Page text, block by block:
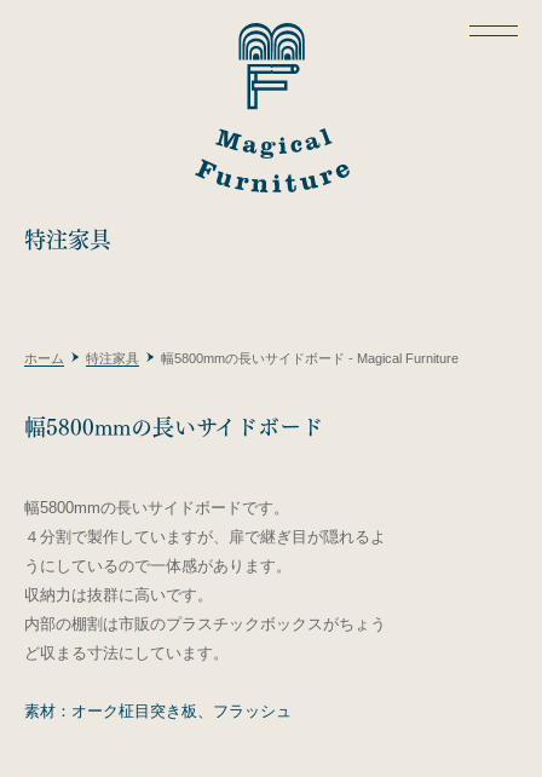
特注家具
ホーム 特注家具 幅5800mmの長いサイドボード - Magical Furniture
幅5800mmの長いサイドボード
幅5800mmの長いサイドボードです。
４分割で製作していますが、扉で継ぎ目が隠れるよ
うにしているので一体感があります。
収納力は抜群に高いです。
内部の棚割は市販のプラスチックボックスがちょう
ど収まる寸法にしています。
素材：オーク柾目突き板、フラッシュ